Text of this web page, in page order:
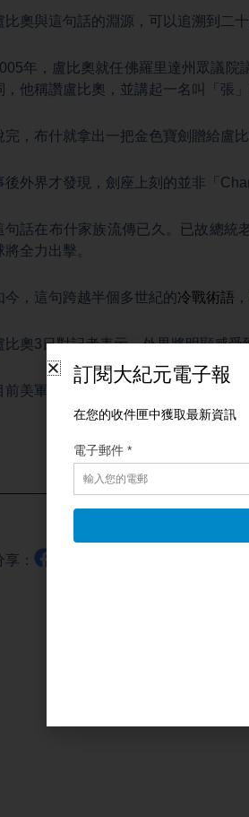
比奧與這句話的淵源，可以追溯到二十
年，盧比奧就任佛羅里達州眾議院
，他稱讚盧比奧，並講起一名叫「張」
完，布什就拿出一把金色寶劍贈給盧
後外界才發現，劍座上刻的並非「
句話在布什家族流傳已久。已故總統
將全力出擊。
今，這句跨越半個多世紀的冷戰術語
比奧3日對記者表示，外界將明顯感
前美軍已擊中
享：